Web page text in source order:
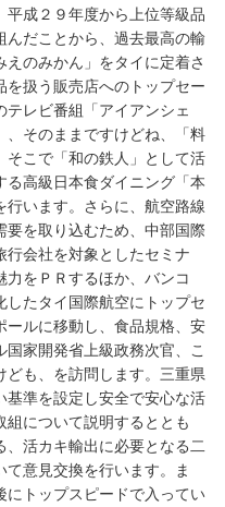
平成２９年度から上位等級品
んだことから、過去最高の輸
のみかん」をタイに定着さ
扱う販売店へのトップセー
レビ番組「アイアンシェ
、そのままですけどね、「料
そこで「和の鉄人」として活
高級日本食ダイニング「本
います。さらに、航空路線
を取り込むため、中部国際
行会社を対象としたセミナ
をＰＲするほか、バンコ
したタイ国際航空にトップセ
ールに移動し、食品規格、安
家開発省上級政務次官、こ
も、を訪問します。三重県
基準を設定し安全で安心な活
について説明するととも
活カキ輸出に必要となる二
意見交換を行います。ま
にトップスピードで入ってい